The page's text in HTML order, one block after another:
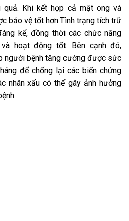
quả. Khi kết hợp cả mật ong và
bảo vệ tốt hơn.Tình trạng tích trữ
kể, đồng thời các chức năng
hoạt động tốt. Bên cạnh đó,
người bệnh tăng cường được sức
để chống lại các biến chứng
nhân xấu có thể gây ảnh hưởng